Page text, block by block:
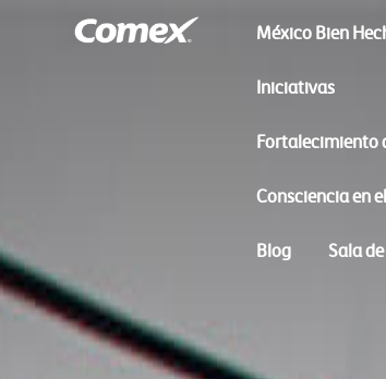
México Bien
Iniciativas
Fortalecimiento
Consciencia en
Blog Sala